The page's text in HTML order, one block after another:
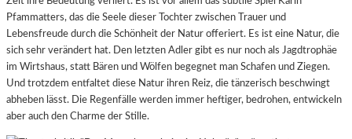
Pfammatters, das die Seele dieser Tochter zwischen Trauer und
Lebensfreude durch die Schönheit der Natur offeriert. Es ist eine Natur, die
sich sehr verändert hat. Den letzten Adler gibt es nur noch als Jagdtrophäe
im Wirtshaus, statt Bären und Wölfen begegnet man Schafen und Ziegen.
Und trotzdem entfaltet diese Natur ihren Reiz, die tänzerisch beschwingt
abheben lässt. Die Regenfälle werden immer heftiger, bedrohen, entwickeln
aber auch den Charme der Stille.